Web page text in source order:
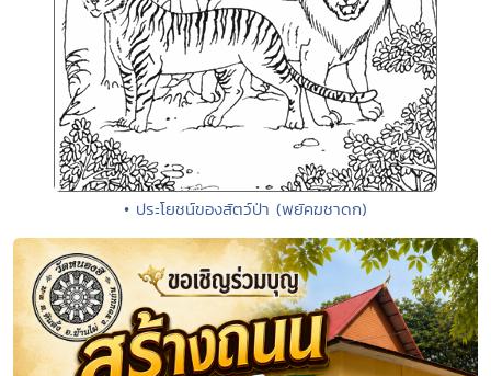
• ประโยชน์ของสัตว์ป่า (พยัคฆชาดก)